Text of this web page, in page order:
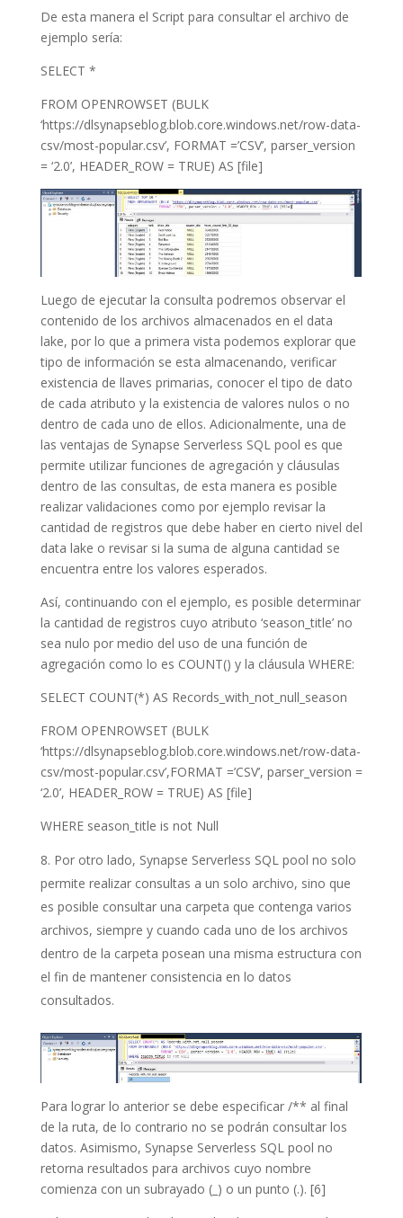
De esta manera el Script para consultar el archivo de
ejemplo sería:
SELECT *
FROM OPENROWSET (BULK
‘https://dlsynapseblog.blob.core.windows.net/row-data-
csv/most-popular.csv’, FORMAT =’CSV’, parser_version
= ‘2.0’, HEADER_ROW = TRUE) AS [file]
Luego de ejecutar la consulta podremos observar el
contenido de los archivos almacenados en el data
lake, por lo que a primera vista podemos explorar que
tipo de información se esta almacenando, verificar
existencia de llaves primarias, conocer el tipo de dato
de cada atributo y la existencia de valores nulos o no
dentro de cada uno de ellos. Adicionalmente, una de
las ventajas de Synapse Serverless SQL pool es que
permite utilizar funciones de agregación y cláusulas
dentro de las consultas, de esta manera es posible
realizar validaciones como por ejemplo revisar la
cantidad de registros que debe haber en cierto nivel del
data lake o revisar si la suma de alguna cantidad se
encuentra entre los valores esperados.
Así, continuando con el ejemplo, es posible determinar
la cantidad de registros cuyo atributo ‘season_title’ no
sea nulo por medio del uso de una función de
agregación como lo es COUNT() y la cláusula WHERE:
SELECT COUNT(*) AS Records_with_not_null_season
FROM OPENROWSET (BULK
‘https://dlsynapseblog.blob.core.windows.net/row-data-
csv/most-popular.csv’,FORMAT =’CSV’, parser_version =
‘2.0’, HEADER_ROW = TRUE) AS [file]
WHERE season_title is not Null
Por otro lado, Synapse Serverless SQL pool no solo
permite realizar consultas a un solo archivo, sino que
es posible consultar una carpeta que contenga varios
archivos, siempre y cuando cada uno de los archivos
dentro de la carpeta posean una misma estructura con
el fin de mantener consistencia en lo datos
consultados.
Para lograr lo anterior se debe especificar /** al final
de la ruta, de lo contrario no se podrán consultar los
datos. Asimismo, Synapse Serverless SQL pool no
retorna resultados para archivos cuyo nombre
comienza con un subrayado (_) o un punto (.). [6]